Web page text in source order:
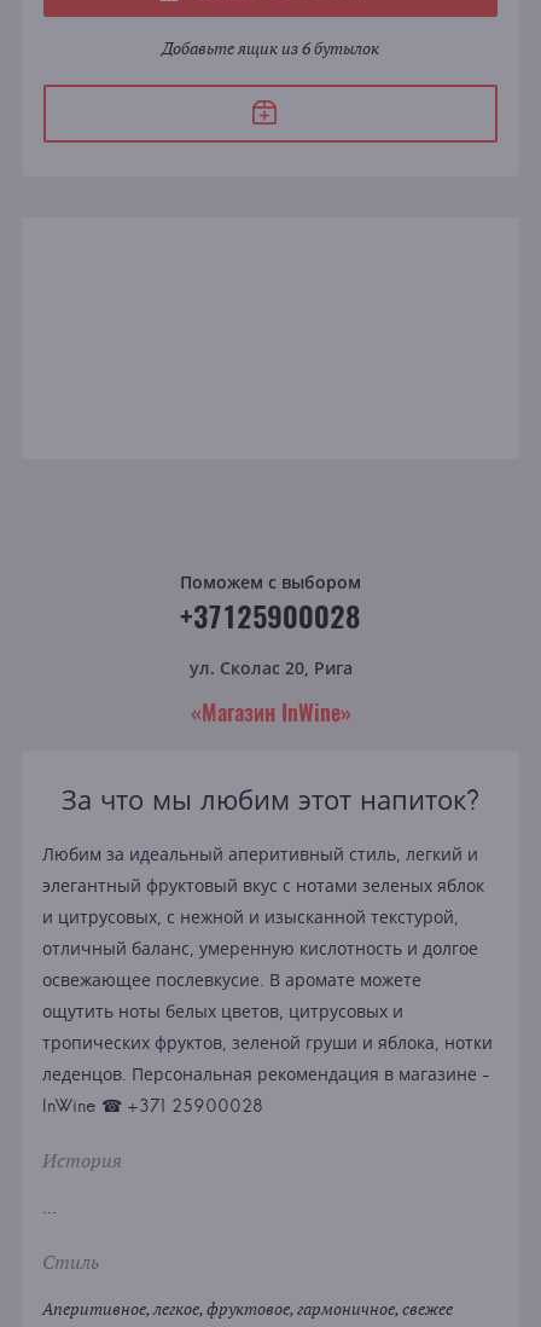
Добавьте ящик из 6 бутылок
Поможем с выбором
+37125900028
ул. Сколас 20, Рига
«Магазин InWine»
За что мы любим этот напиток?
Любим за идеальный аперитивный стиль, легкий и
элегантный фруктовый вкус с нотами зеленых яблок
и цитрусовых, с нежной и изысканной текстурой,
отличный баланс, умеренную кислотность и долгое
освежающее послевкусие. В аромате можете
ощутить ноты белых цветов, цитрусовых и
тропических фруктов, зеленой груши и яблока, нотки
леденцов. Персональная рекомендация в магазине -
InWine ☎ +371 25900028
История
...
Стиль
Аперитивное, легкое, фруктовое, гармоничное, свежее